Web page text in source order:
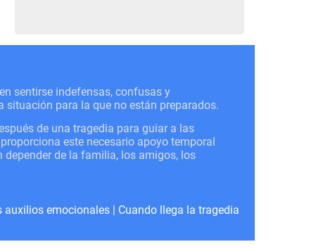
sentirse indefensas, confusas y
para la que no están preparados.
de una tragedia para guiar a las
este necesario apoyo temporal
de la familia, los amigos, los
auxilios emocionales | Cuando llega la tragedia